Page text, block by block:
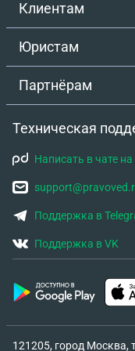
Клиентам
Юристам
Партнёрам
Техническая
Написать в чате
Поддержка в
Поддержка в VK
121205, город Москва,